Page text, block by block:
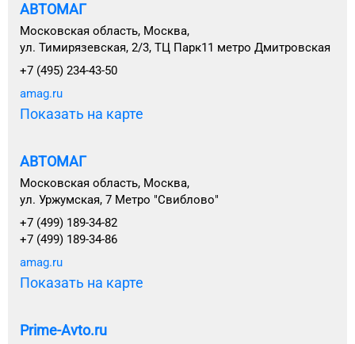
АВТОМАГ
Московская область, Москва,
ул. Тимирязевская, 2/3, ТЦ Парк11 метро Дмитровская
+7 (495) 234-43-50
amag.ru
Показать на карте
АВТОМАГ
Московская область, Москва,
ул. Уржумская, 7 Метро "Свиблово"
+7 (499) 189-34-82
+7 (499) 189-34-86
amag.ru
Показать на карте
Prime-Avto.ru